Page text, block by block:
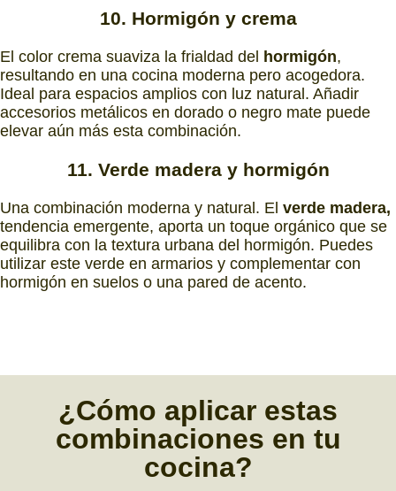
10. Hormigón y crema
El color crema suaviza la frialdad del hormigón,
resultando en una cocina moderna pero acogedora.
Ideal para espacios amplios con luz natural. Añadir
accesorios metálicos en dorado o negro mate puede
elevar aún más esta combinación.
11. Verde madera y hormigón
Una combinación moderna y natural. El verde madera,
tendencia emergente, aporta un toque orgánico que se
equilibra con la textura urbana del hormigón. Puedes
utilizar este verde en armarios y complementar con
hormigón en suelos o una pared de acento.
¿Cómo aplicar estas
combinaciones en tu
cocina?